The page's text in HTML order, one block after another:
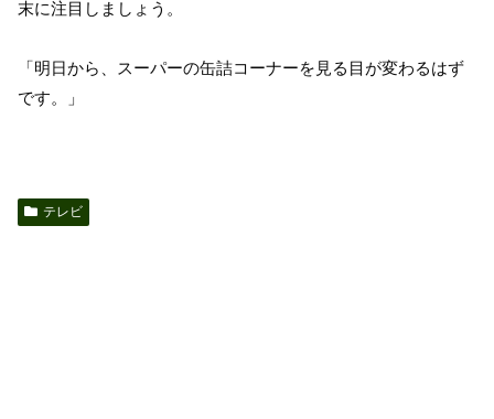
末に注目しましょう。
「明日から、スーパーの缶詰コーナーを見る目が変わるはず
です。」
テレビ